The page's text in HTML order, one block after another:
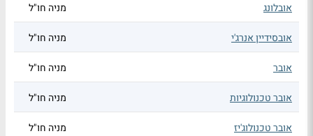
אובלונג מניה חו"ל
אובסידיין אנרג'י מניה חו"ל
אובר מניה חו"ל
אובר טכנולוגיות מניה חו"ל
אובר טכנולוג'יז מניה חו"ל